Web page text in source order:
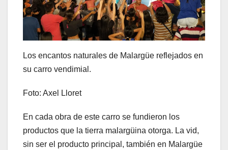
Los encantos naturales de Malargüe reflejados en
su carro vendimial.
Foto: Axel Lloret
En cada obra de este carro se fundieron los
productos que la tierra malargüina otorga. La vid,
sin ser el producto principal, también en Malargüe